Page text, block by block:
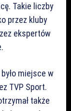
Takie liczby
przez kluby
ekspertów
miejsce w
TVP Sport.
także